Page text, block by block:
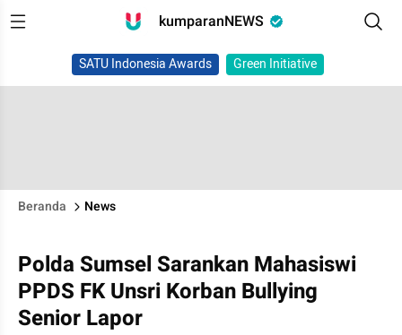
kumparanNEWS
SATU Indonesia Awards Green Initiative
Beranda News
Polda Sumsel Sarankan Mahasiswi
PPDS FK Unsri Korban Bullying
Senior Lapor